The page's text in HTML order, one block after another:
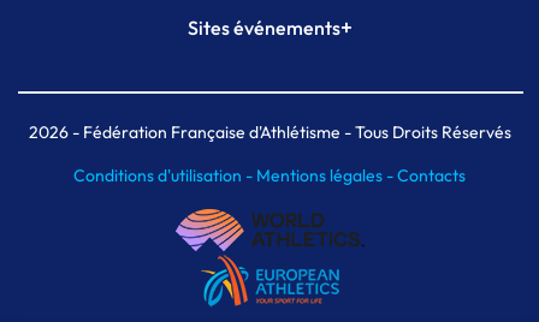
Plateforme Formation
Sites événements+
Meeting de Paris indoor
MAIF Ekiden de Paris
2026- Fédération Française d'Athlétisme - Tous Droits Réservés
Conditions d'utilisation - Mentions légales -Contacts